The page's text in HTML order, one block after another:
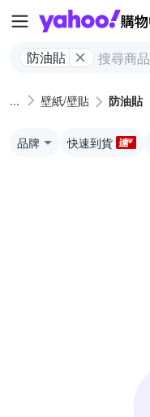
防油貼
壁紙/壁貼 防油貼
品牌 快速到貨